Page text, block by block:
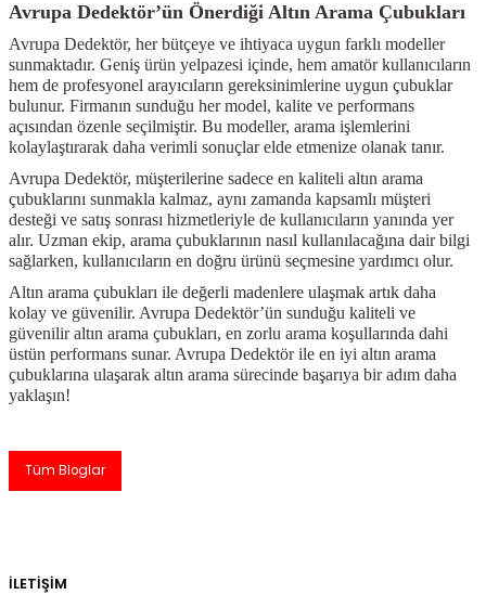
Avrupa Dedektör’ün Önerdiği Altın Arama Çubukları
Avrupa Dedektör, her bütçeye ve ihtiyaca uygun farklı modeller
sunmaktadır. Geniş ürün yelpazesi içinde, hem amatör kullanıcıların
hem de profesyonel arayıcıların gereksinimlerine uygun çubuklar
bulunur. Firmanın sunduğu her model, kalite ve performans
açısından özenle seçilmiştir. Bu modeller, arama işlemlerini
kolaylaştırarak daha verimli sonuçlar elde etmenize olanak tanır.
Avrupa Dedektör, müşterilerine sadece en kaliteli altın arama
çubuklarını sunmakla kalmaz, aynı zamanda kapsamlı müşteri
desteği ve satış sonrası hizmetleriyle de kullanıcıların yanında yer
alır. Uzman ekip, arama çubuklarının nasıl kullanılacağına dair bilgi
sağlarken, kullanıcıların en doğru ürünü seçmesine yardımcı olur.
Altın arama çubukları ile değerli madenlere ulaşmak artık daha
kolay ve güvenilir. Avrupa Dedektör’ün sunduğu kaliteli ve
güvenilir altın arama çubukları, en zorlu arama koşullarında dahi
üstün performans sunar. Avrupa Dedektör ile en iyi altın arama
çubuklarına ulaşarak altın arama sürecinde başarıya bir adım daha
yaklaşın!
Tüm Bloglar
İLETİŞİM